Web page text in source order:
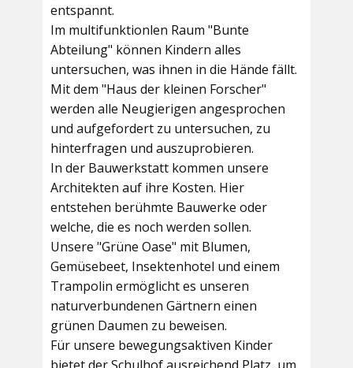
entspannt.
Im multifunktionlen Raum "Bunte
Abteilung" können Kindern alles
untersuchen, was ihnen in die Hände fällt.
Mit dem "Haus der kleinen Forscher"
werden alle Neugierigen angesprochen
und aufgefordert zu untersuchen, zu
hinterfragen und auszuprobieren.
In der Bauwerkstatt kommen unsere
Architekten auf ihre Kosten. Hier
entstehen berühmte Bauwerke oder
welche, die es noch werden sollen.
Unsere "Grüne Oase" mit Blumen,
Gemüsebeet, Insektenhotel und einem
Trampolin ermöglicht es unseren
naturverbundenen Gärtnern einen
grünen Daumen zu beweisen.
Für unsere bewegungsaktiven Kinder